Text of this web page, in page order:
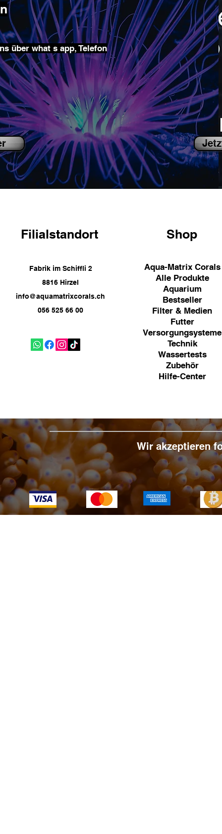
über what s app, Telefon
Filialstandort
Fabrik im Schiffli 2
8816 Hirzel
info@aquamatrixcorals.ch
056 525 66 00
Shop
Aqua-Matrix Corals
Alle Produkte
Aquarium
Bestseller
Filter & Medien
Futter
Versorgungsysteme
Technik
Wassertests
Zubehör
Hilfe-Center
Wir akzeptieren